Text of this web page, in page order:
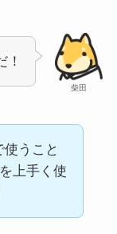
柴田
！
うこと
上手く使